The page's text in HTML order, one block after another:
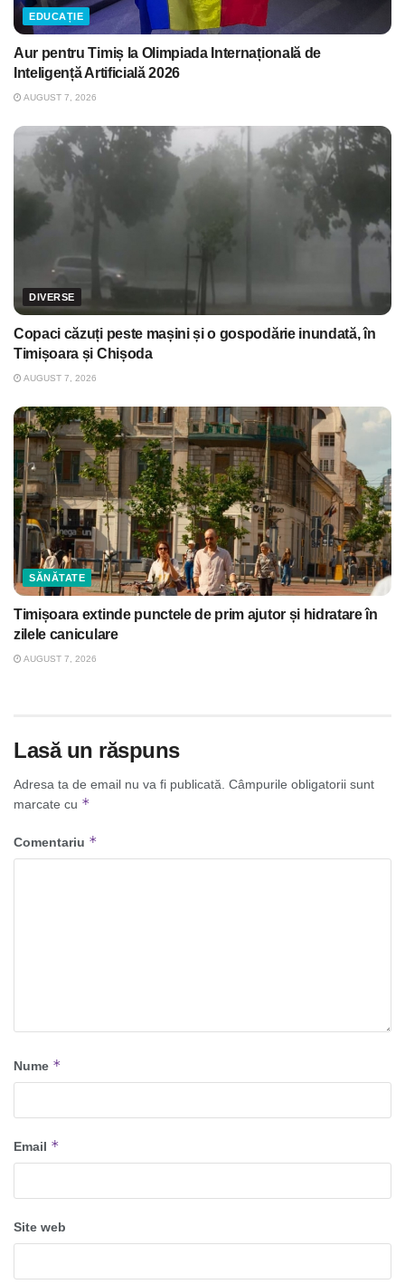
EDUCAȚIE
Aur pentru Timiș la Olimpiada Internațională de
Inteligență Artificială 2026
AUGUST 7, 2026
DIVERSE
Copaci căzuți peste mașini și o gospodărie inundată, în
Timișoara și Chișoda
AUGUST 7, 2026
SĂNĂTATE
Timișoara extinde punctele de prim ajutor și hidratare în
zilele caniculare
AUGUST 7, 2026
Lasă un răspuns
Adresa ta de email nu va fi publicată. Câmpurile obligatorii sunt
marcate cu *
Comentariu *
Nume *
Email *
Site web